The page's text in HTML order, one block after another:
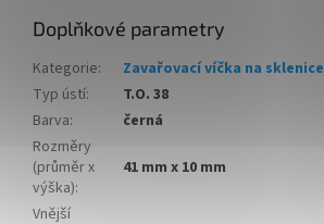
Doplňkové parametry
Kategorie:
Zavařovací víčka na sklenice
Typ ústí:
T.O. 38
Barva:
černá
Rozměry
(průměr x
výška):
41 mm x 10 mm
Vnější